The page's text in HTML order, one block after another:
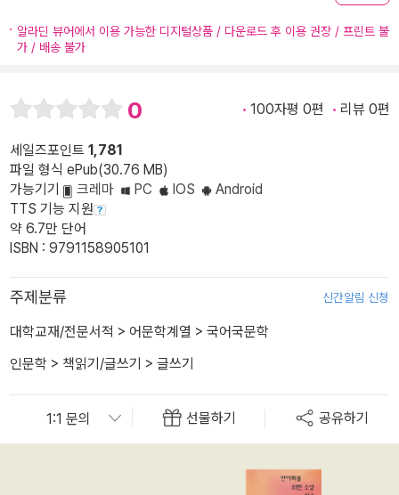
알라딘 뷰어에서 이용 가능한 디지털상품 / 다운로드 후 이용 권장 / 프린트 불
가 / 배송 불가
0 100자평 0편 리뷰 0편
세일즈포인트 1,781
파일 형식 ePub(30.76 MB)
가능기기
크레마 PC IOS
Android
TTS 기능 지원
약 6.7만 단어
ISBN : 9791158905101
주제분류 신간알림 신청
대학교재/전문서적 > 어문학계열 > 국어국문학
인문학 > 책읽기/글쓰기 > 글쓰기
선물하기 공유하기